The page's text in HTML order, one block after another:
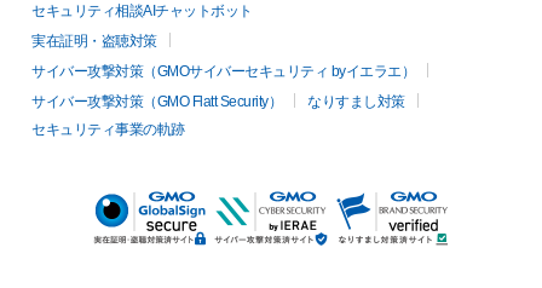
セキュリティ相談AIチャットボット
実在証明・盗聴対策
サイバー攻撃対策（GMOサイバーセキュリティ byイエラエ）
サイバー攻撃対策（GMO Flatt Security）
なりすまし対策
セキュリティ事業の軌跡